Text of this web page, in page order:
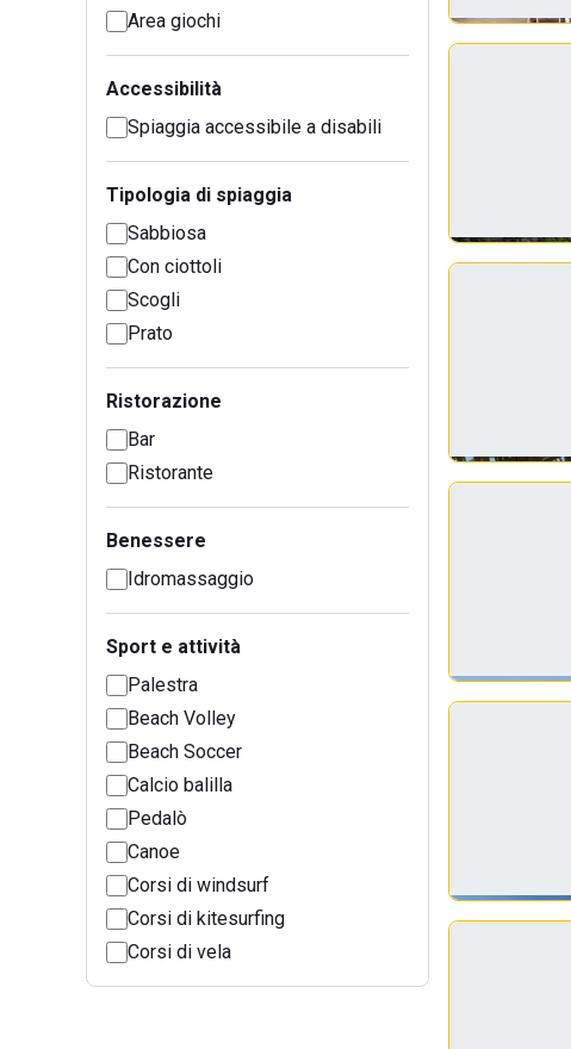
Area giochi
Accessibilità
Spiaggia accessibile a disabili
Tipologia di spiaggia
Sabbiosa
Con ciottoli
Scogli
Prato
Ristorazione
Bar
Ristorante
Benessere
Idromassaggio
Sport e attività
Palestra
Beach Volley
Beach Soccer
Calcio balilla
Pedalò
Canoe
Corsi di windsurf
Corsi di kitesurfing
Corsi di vela